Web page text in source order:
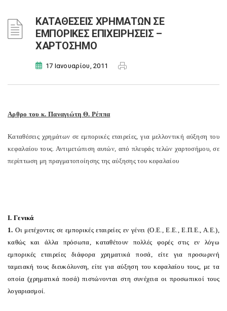
ΚΑΤΑΘΕΣΕΙΣ ΧΡΗΜΑΤΩΝ ΣΕ
ΕΜΠΟΡΙΚΕΣ ΕΠΙΧΕΙΡΗΣΕΙΣ –
ΧΑΡΤΟΣΗΜΟ
17 Ιανουαρίου, 2011
Αρθρο του κ. Παναγιώτη Θ. Ρέππα
Καταθέσεις χρημάτων σε εμπορικές εταιρείες, για μελλοντική αύξηση του
κεφαλαίου τους. Αντιμετώπιση αυτών, από πλευράς τελών χαρτοσήμου, σε
περίπτωση μη πραγματοποίησης της αύξησης του κεφαλαίου
Ι. Γενικά
1. Oι μετέχοντες σε εμπορικές εταιρείες εν γένει (O.Ε., Ε.Ε., Ε.Π.Ε., Α.Ε.),
καθώς και άλλα πρόσωπα, καταθέτουν πολλές φορές στις εν λόγω
εμπορικές εταιρείες διάφορα χρηματικά ποσά, είτε για προσωρινή
ταμειακή τους διευκόλυνση, είτε για αύξηση του κεφαλαίου τους, με τα
οποία (χρηματικά ποσά) πιστώνονται στη συνέχεια οι προσωπικοί τους
λογαριασμοί.